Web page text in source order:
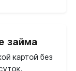
займа
картой без